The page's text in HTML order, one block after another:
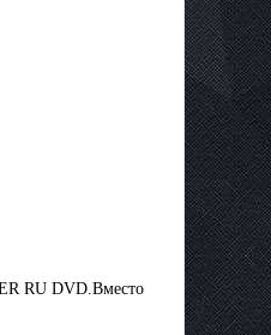
RU DVD.Вместо